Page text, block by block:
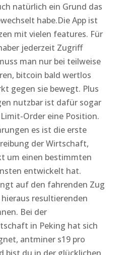
natürlich ein Grund das
habe.Die App ist
mit vielen features. Für
jederzeit Zugriff
man nur bei teilweise
bitcoin bald wertlos
gegen sie bewegt. Plus
nutzbar ist dafür sogar
Order eine Position.
es ist die erste
der Wirtschaft,
um einen bestimmten
entwickelt hat.
auf den fahrenden Zug
resultierenden
Bei der
in Peking hat sich
antminer s19 pro